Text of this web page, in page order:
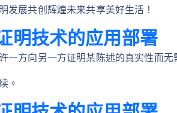
发展共创辉煌未来共享美好生活！
明技术的应用部署
一方向另一方证明某陈述的真实性而
。